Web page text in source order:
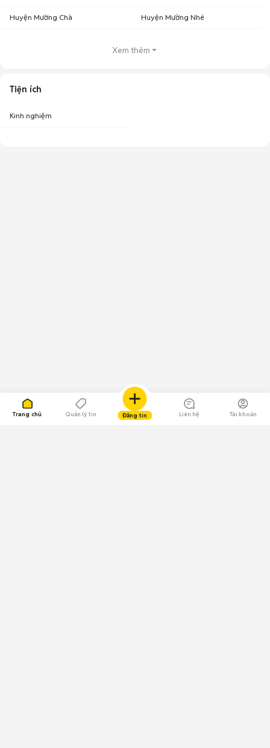
Trang chủ Quản lý tin Đăng tin Liên hệ Tài khoản
Huyện Mường Chà Huyện Mường Nhé
Xem thêm
Tiện ích
Kinh nghiệm